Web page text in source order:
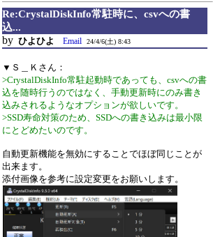
Re:CrystalDiskInfo常駐時に、csvへの書
込...
by ひよひよ Email 24/4/6(土) 8:43
▼Ｓ＿Ｋさん：
>CrystalDiskInfo常駐起動時であっても、csvへの書
込を随時行うのではなく、手動更新時にのみ書き
込みされるようなオプションが欲しいです。
>SSD寿命対策のため、SSDへの書き込みは最小限
にとどめたいのです。
自動更新機能を無効にすることでほぼ同じことが
出来ます。
添付画像を参考に設定変更をお願いします。